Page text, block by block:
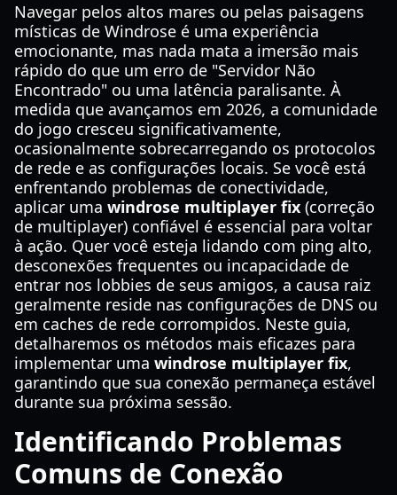
Navegar pelos altos mares ou pelas paisagens
místicas de Windrose é uma experiência
emocionante, mas nada mata a imersão mais
rápido do que um erro de "Servidor Não
Encontrado" ou uma latência paralisante. À
medida que avançamos em 2026, a comunidade
do jogo cresceu significativamente,
ocasionalmente sobrecarregando os protocolos
de rede e as configurações locais. Se você está
enfrentando problemas de conectividade,
aplicar uma windrose multiplayer fix (correção
de multiplayer) confiável é essencial para voltar
à ação. Quer você esteja lidando com ping alto,
desconexões frequentes ou incapacidade de
entrar nos lobbies de seus amigos, a causa raiz
geralmente reside nas configurações de DNS ou
em caches de rede corrompidos. Neste guia,
detalharemos os métodos mais eficazes para
implementar uma windrose multiplayer fix,
garantindo que sua conexão permaneça estável
durante sua próxima sessão.
Identificando Problemas
Comuns de Conexão